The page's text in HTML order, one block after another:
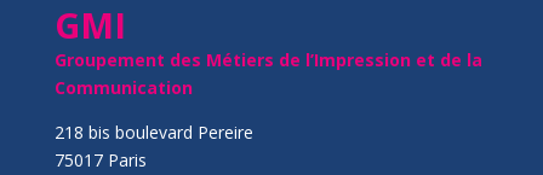
GMI
Groupement des Métiers de l’Impression et de la
Communication
218 bis boulevard Pereire
75017 Paris